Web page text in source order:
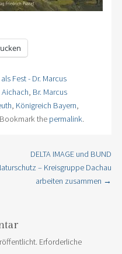
Fest - Dr. Marcus
Aichach, Br. Marcus
, Königreich Bayern,
the permalink.
DELTA IMAGE und BUND
– Kreisgruppe Dachau
arbeiten zusammen →
Erforderliche